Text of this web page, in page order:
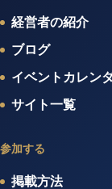
経営者の紹介
ブログ
イベントカレン
サイト一覧
参加する
掲載方法